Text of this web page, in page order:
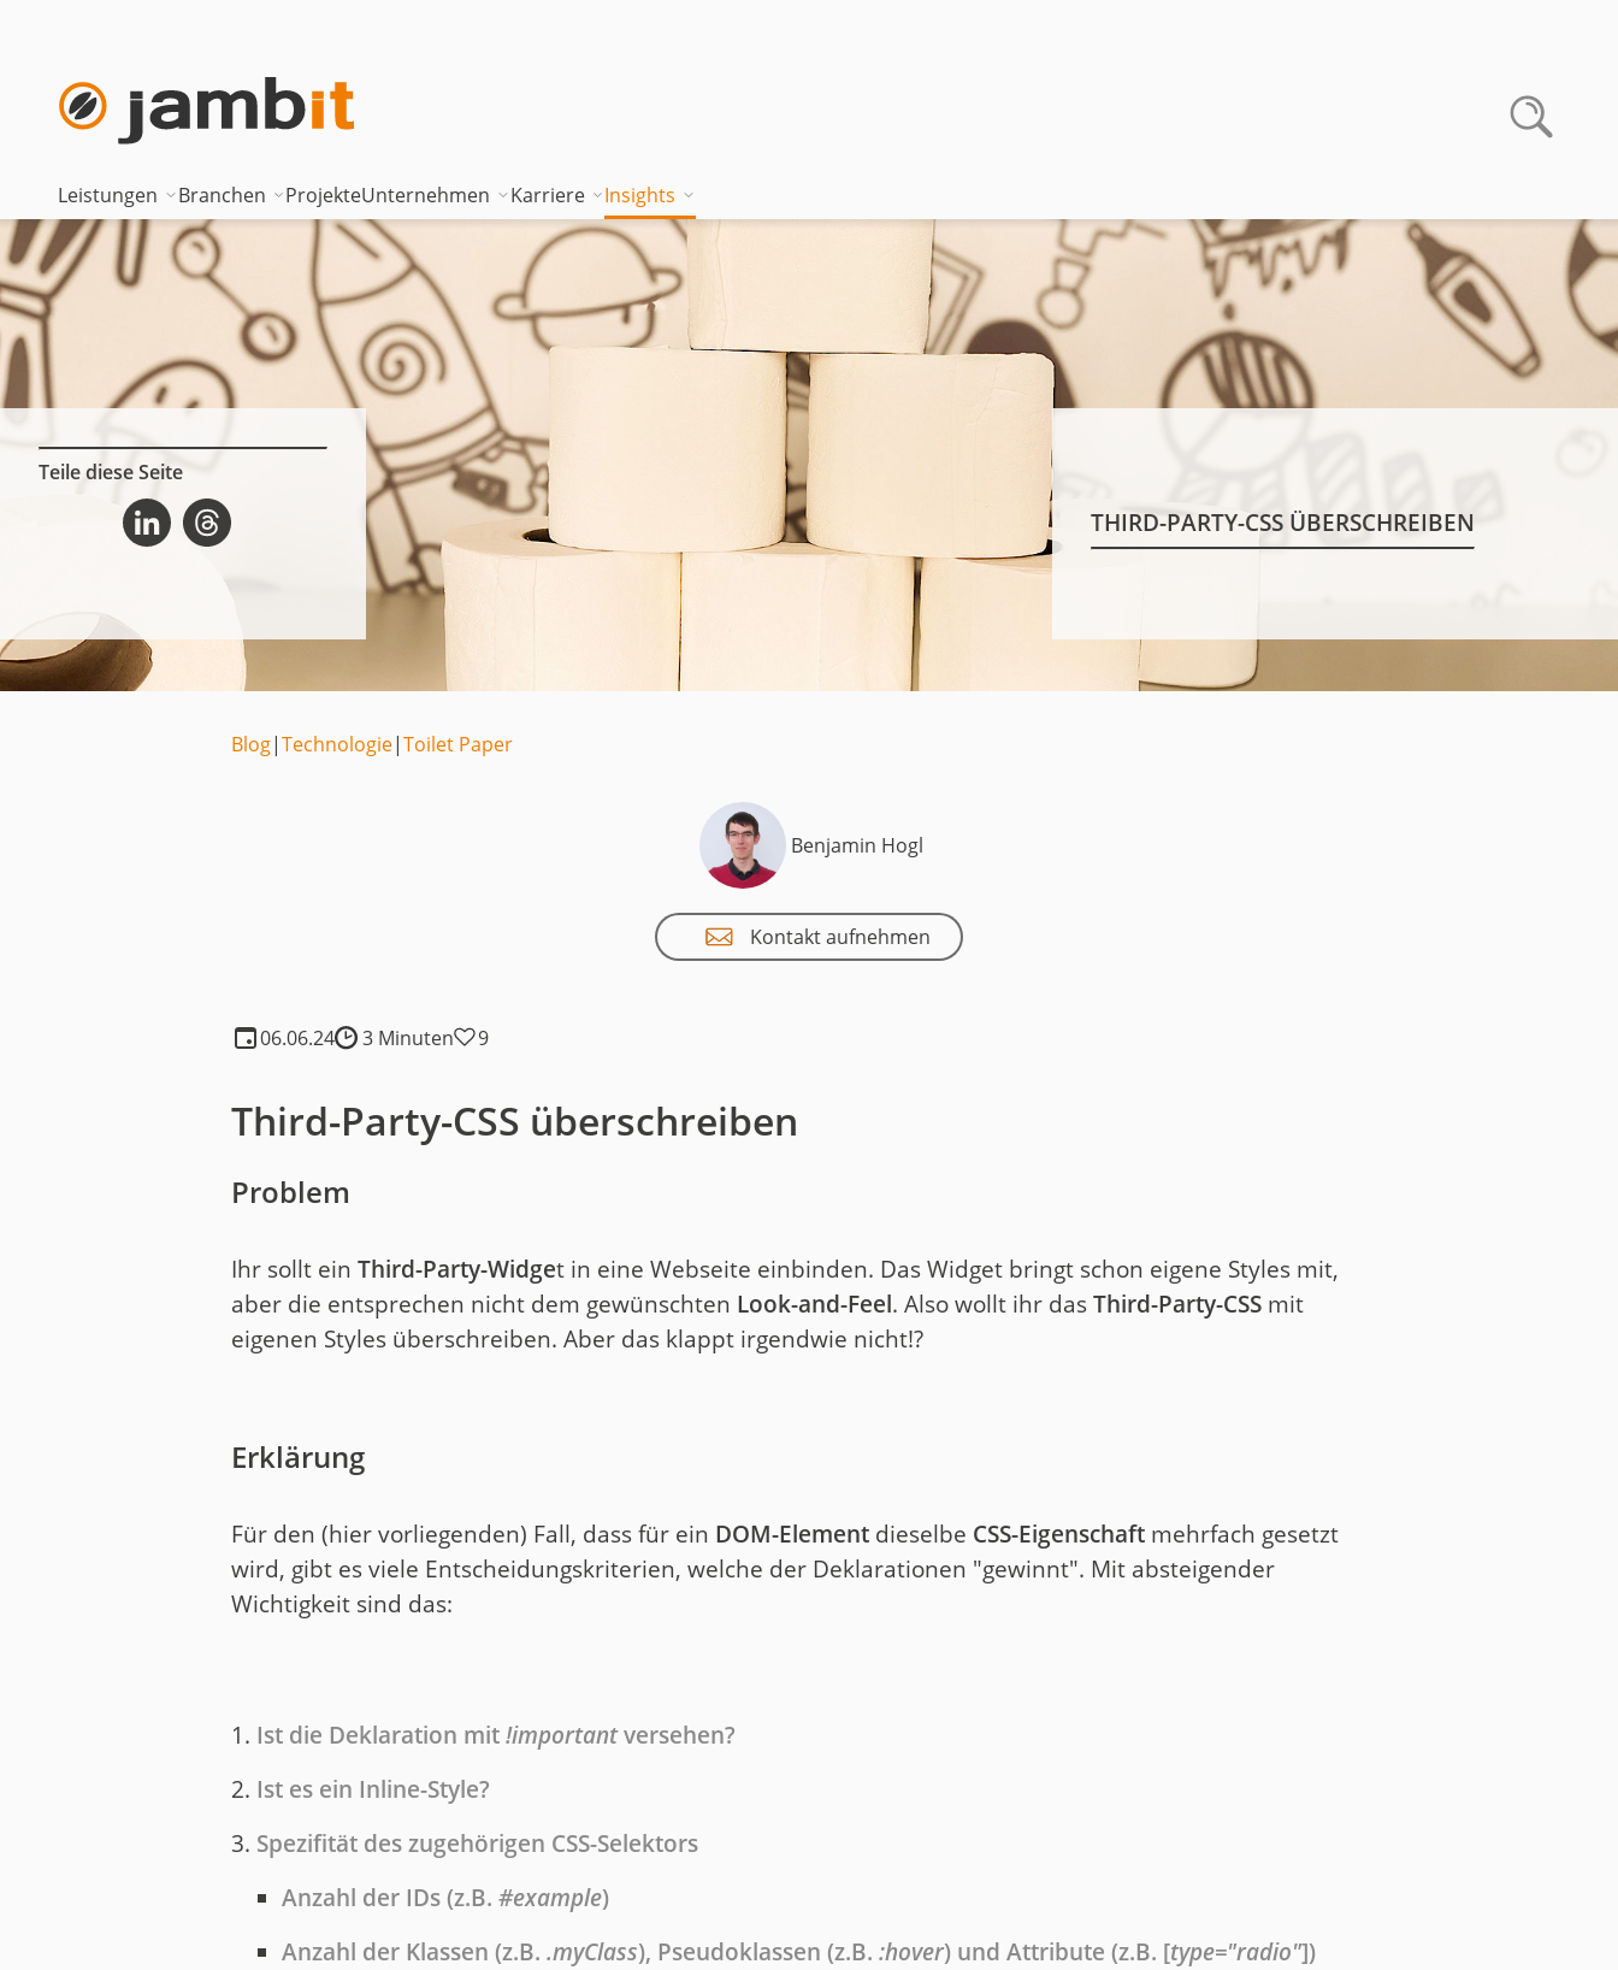
Leistungen
AI Transformation Consulting
Digital Platforms & Cloud
Data Solutions
AI Assisted Development
Security & Compliance
Technisches Portfolio
Branchen
Automotive
Banken & Versicherungen
Energie
Gesundheitswesen
Logistik
Medien
ProjekteUnternehmen
Where innovation works
Geschäftsführung
Führungsteam
Standorte
Nearshoring Armenien
Unternehmensgrundsätze
Code of Conduct
Karriere
Unsere Wissenskultur
jambitee sein
jambitee werden
Insights
Blog
Whitepaper Hub
Events
THIRD-PARTY-CSS ÜBERSCHREIBEN
Teile diese Seite
Third-Party-CSS überschreiben auf Linkedin
Benjamin Hogl
Kontakt aufnehmen
06.06.24Lesedauer:
3 Minuten 9
Blog|Technologie|Toilet Paper
Third-Party-CSS überschreiben
Problem
Ihr sollt ein Third-Party-Widget in eine Webseite einbinden. Das Widget bringt schon eigene Styles mit,
aber die entsprechen nicht dem gewünschten Look-and-Feel. Also wollt ihr dasThird-Party-CSS mit
eigenen Styles überschreiben. Aber das klappt irgendwie nicht!?
Erklärung
Für den (hier vorliegenden) Fall, dass für ein DOM-Element dieselbe CSS-Eigenschaft mehrfach gesetzt
wird, gibt es viele Entscheidungskriterien, welche der Deklarationen "gewinnt". Mit absteigender
Wichtigkeit sind das:
Ist die Deklaration mit!importantversehen?
Ist es ein Inline-Style?
Spezifität des zugehörigen CSS-Selektors
Anzahl der IDs (z.B. #example)
Anzahl der Klassen (z.B. .myClass), Pseudoklassen (z.B. :hover) und Attribute (z.B. [type="radio"])